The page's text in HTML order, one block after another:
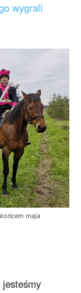
wygrali
maja
jesteśmy